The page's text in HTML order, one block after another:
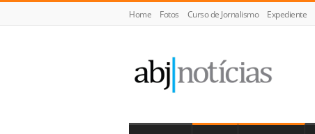
Home Fotos Curso de Jornalismo Expediente
Notícias